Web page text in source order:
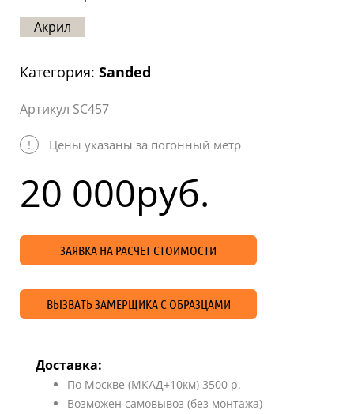
Карта
Акрил
Категория: Sanded
Артикул SC457
! Цены указаны за погонный метр
20 000руб.
ЗАЯВКА НА РАСЧЕТ СТОИМОСТИ
ВЫЗВАТЬ ЗАМЕРЩИКА С ОБРАЗЦАМИ
Доставка:
По Москве (МКАД+10км) 3500 р.
Возможен самовывоз (без монтажа)